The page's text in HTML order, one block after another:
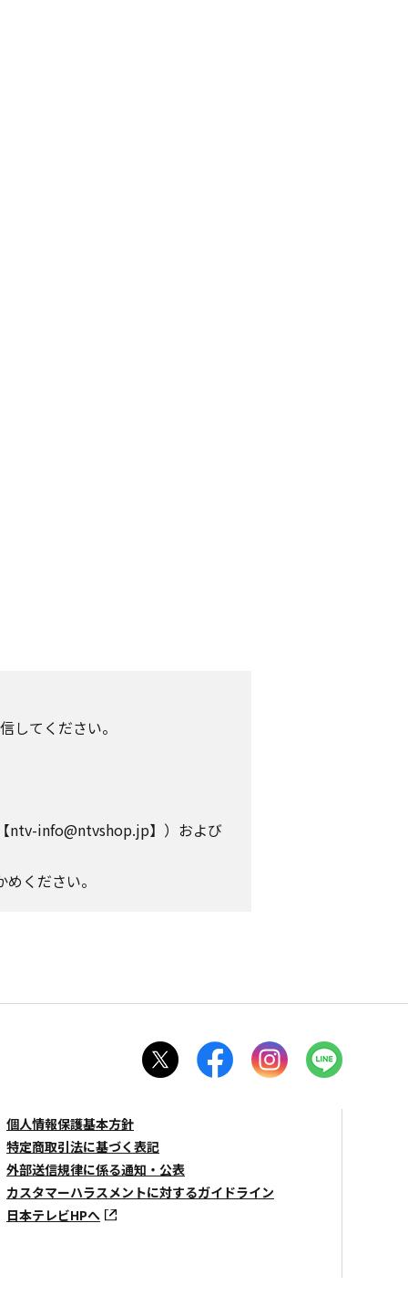
してください。
ntv-info@ntvshop.jp】）および
ください。
個人情報保護基本方針
特定商取引法に基づく表記
外部送信規律に係る通知・公表
カスタマーハラスメントに対するガイドライン
日本テレビHPへ